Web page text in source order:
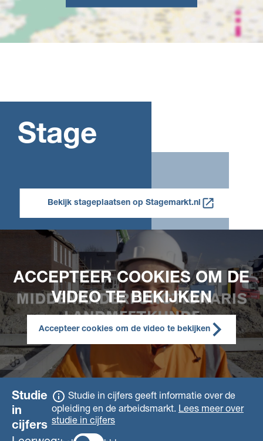
Stage
Bekijk stageplaatsen op Stagemarkt.nl
ACCEPTEER COOKIES OM DE
VIDEO TE BEKIJKEN
Accepteer cookies om de video te bekijken
Studie
in
cijfers
Studie in cijfers geeft informatie over de
opleiding en de arbeidsmarkt. Lees meer over
studie in cijfers